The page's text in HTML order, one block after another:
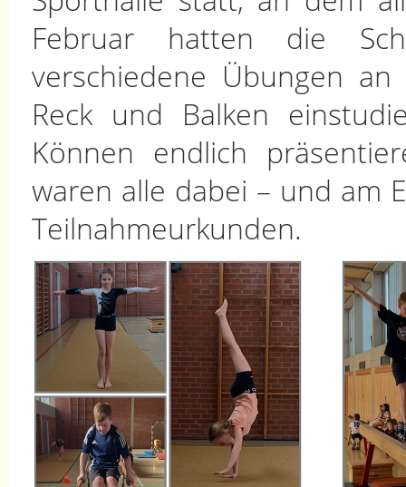
Februar hatten die
verschiedene Übungen
Reck und Balken
Können endlich
waren alle dabei – und am
Teilnahmeurkunden.